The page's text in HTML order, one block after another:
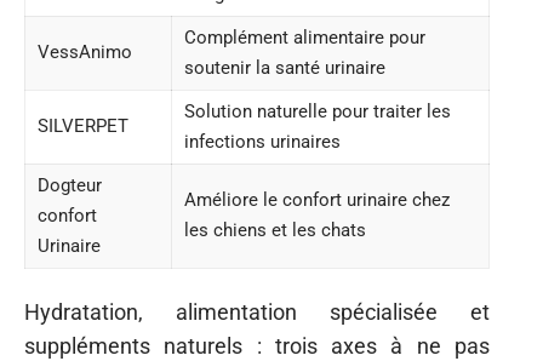
VessAnimo
Complément alimentaire pour
soutenir la santé urinaire
SILVERPET
Solution naturelle pour traiter les
infections urinaires
Dogteur
confort
Urinaire
Améliore le confort urinaire chez
les chiens et les chats
Hydratation, alimentation spécialisée et
suppléments naturels : trois axes à ne pas